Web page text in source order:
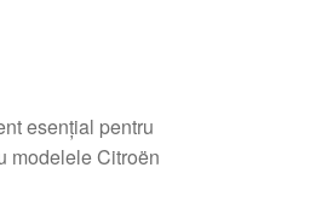
esențial pentru
modelele Citroën